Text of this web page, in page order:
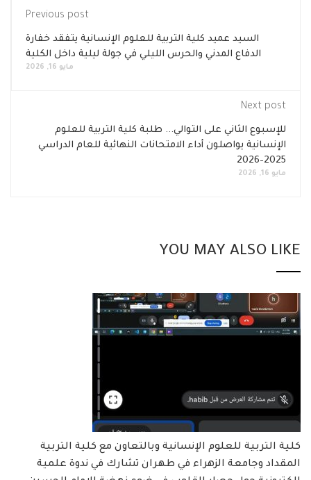
Previous post
السيد عميد كلية التربية للعلوم الإنسانية يتفقد خفارة
الدفاع المدني والحرس الليلي في جولة ليلية داخل الكلية
مايو 16, 2026
Next post
للإسبوع الثاني على التوالي... طلبة كلية التربية للعلوم
الإنسانية يواصلون أداء الامتحانات النهائية للعام الدراسي
2025–2026
مايو 16, 2026
YOU MAY ALSO LIKE
كلية التربية للعلوم الإنسانية وبالتعاون مع كلية التربية
المقداد وجامعة الزهراء في طهران تشارك في ندوة علمية